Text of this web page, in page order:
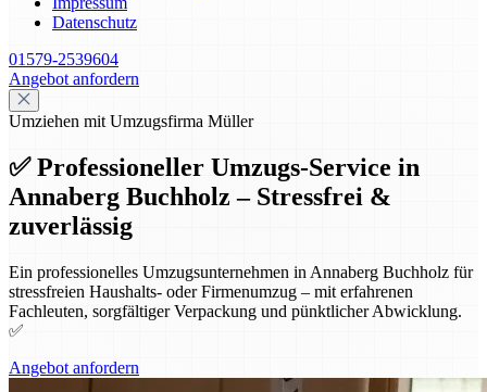
Datenschutz
01579-2539604
Angebot anfordern
Umziehen mit Umzugsfirma Müller
✅ Professioneller Umzugs-Service in
Annaberg Buchholz – Stressfrei &
zuverlässig
Ein professionelles Umzugsunternehmen in Annaberg Buchholz für
stressfreien Haushalts- oder Firmenumzug – mit erfahrenen
Fachleuten, sorgfältiger Verpackung und pünktlicher Abwicklung.
✅
Angebot anfordern